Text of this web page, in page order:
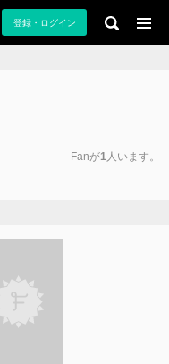
登録・ログイン
Fanが1人います。